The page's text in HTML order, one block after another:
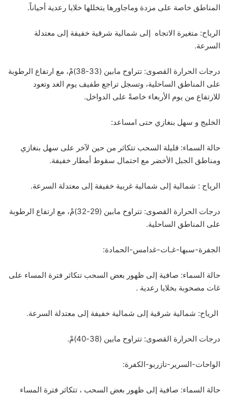
المناطق خاصة على مزدة وماجاورها يتخللها خلايا رعدية أحياناً.
الرياح: متغيرة الاتجاه إلى شمالية شرقية خفيفة إلى معتدلة
السرعة.
درجات الحرارة القصوى: تتراوح مابين (33-38)مْ، مع ارتفاع الرطوبة
على المناطق الساحلية، وتسجل تراجع طفيف يوم الغد وتعود
للارتفاع من يوم الأربعاء خاصةً على الدواخل.
الخليج و سهل بنغازي حتى امساعد:
حالة السماء: قليلة السحب تتكاثر من حين لآخر على سهل بنغازي
ومناطق الجبل الأخضر مع احتمال سقوط أمطار خفيفة.
الرياح : شمالية إلى شمالية غربية خفيفة إلى معتدلة السرعة.
درجات الحرارة القصوى: تتراوح مابين (29-32)مْ، مع ارتفاع الرطوبة
على المناطق الساحلية.
الجفرة-سبها-غـات-غدامس-الحمادة:
حالة السماء: صافية إلى ظهور بعض السحب تتكاثر فترة المساء على
غات مصحوبة بخلايا رعدية .
الرياح: شمالية شرقية إلى شمالية خفيفة إلى معتدلة السرعة.
درجات الحرارة القصوى: تتراوح مابين (38-40)مْ.
الواحات-السرير-تازربو-الكفرة:
حالة السماء: صافية إلى ظهور بعض السحب ، تتكاثر فترة المساء